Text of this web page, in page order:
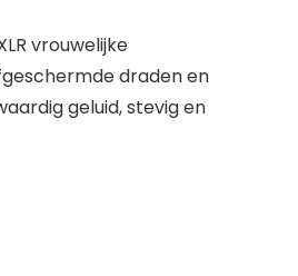
vrouwelijke
draden en
geluid, stevig en